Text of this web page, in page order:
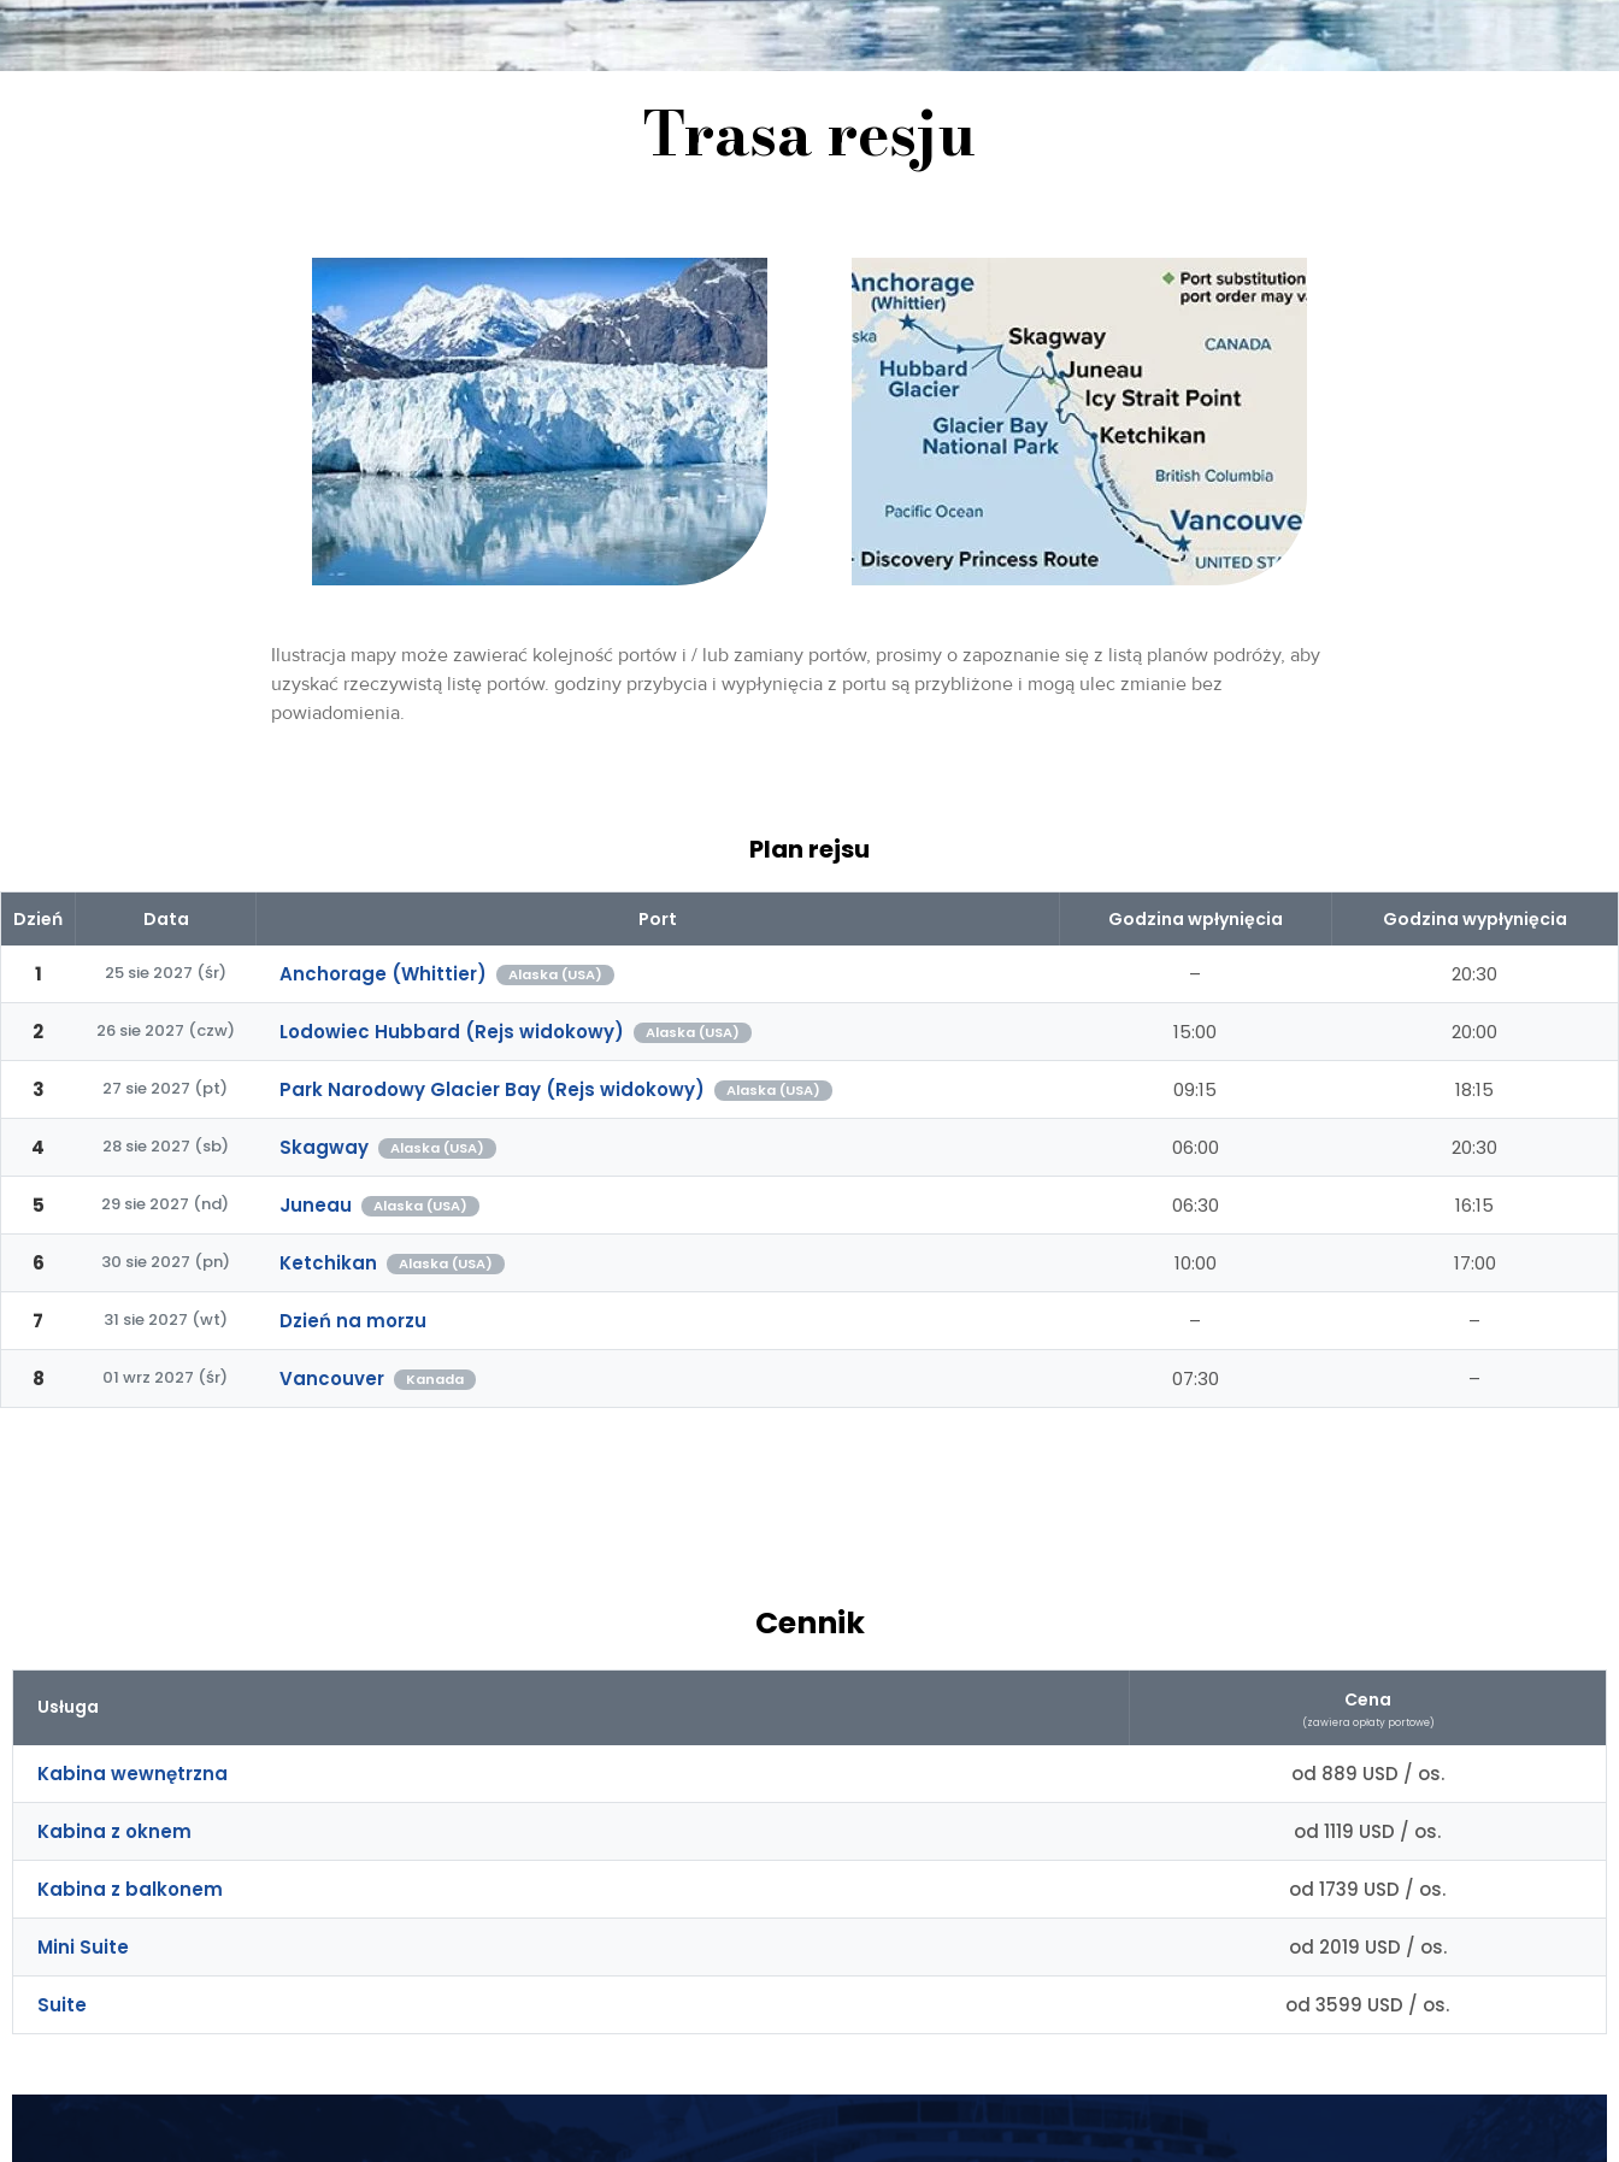
Trasa resju
Ilustracja mapy może zawierać kolejność portów i / lub zamiany portów, prosimy o zapoznanie się z listą planów podróży, aby
uzyskać rzeczywistą listę portów. godziny przybycia i wypłynięcia z portu są przybliżone i mogą ulec zmianie bez
powiadomienia.
Plan rejsu
Dzień Data Port Godzina wpłynięcia Godzina wypłynięcia
1 25 sie 2027 (śr) Anchorage (Whittier) Alaska (USA) – 20:30
2 26 sie 2027 (czw) Lodowiec Hubbard (Rejs widokowy) Alaska (USA) 15:00 20:00
3 27 sie 2027 (pt) Park Narodowy Glacier Bay (Rejs widokowy) Alaska (USA) 09:15 18:15
4 28 sie 2027 (sb) Skagway Alaska (USA) 06:00 20:30
5 29 sie 2027 (nd) Juneau Alaska (USA) 06:30 16:15
6 30 sie 2027 (pn) Ketchikan Alaska (USA) 10:00 17:00
7 31 sie 2027 (wt) Dzień na morzu – –
8 01 wrz 2027 (śr) Vancouver Kanada 07:30 –
Cennik
Usługa Cena
(zawiera opłaty portowe)
Kabina wewnętrzna od 889 USD / os.
Kabina z oknem od 1119 USD / os.
Kabina z balkonem od 1739 USD / os.
Mini Suite od 2019 USD / os.
Suite od 3599 USD / os.